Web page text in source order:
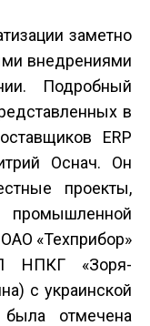
заметно
внедрениями
Подробный
в
ERP
Оснач. Он
проекты,
промышленной
«Техприбор»
НПКГ «Зоря-
с украинской
отмечена